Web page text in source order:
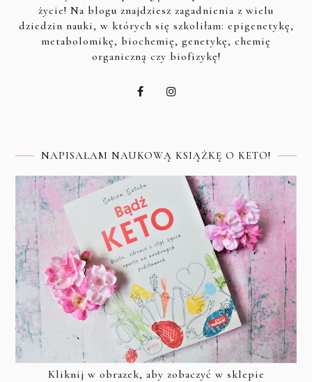
życie! Na blogu znajdziesz zagadnienia z wielu
dziedzin nauki, w których się szkoliłam: epigenetykę,
metabolomikę, biochemię, genetykę, chemię
organiczną czy biofizykę!
NAPISAŁAM NAUKOWĄ KSIĄŻKĘ O KETO!
Kliknij w obrazek, aby zobaczyć w sklepie